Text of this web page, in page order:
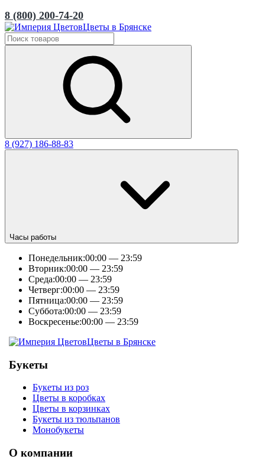
8 (800) 200-74-20
Цветы в Брянске
8 (927) 186-88-83
Часы работы
Понедельник:00:00 — 23:59
Вторник:00:00 — 23:59
Среда:00:00 — 23:59
Четверг:00:00 — 23:59
Пятница:00:00 — 23:59
Суббота:00:00 — 23:59
Воскресенье:00:00 — 23:59
Цветы в Брянске
Букеты
Букеты из роз
Цветы в коробках
Цветы в корзинках
Букеты из тюльпанов
Монобукеты
О компании